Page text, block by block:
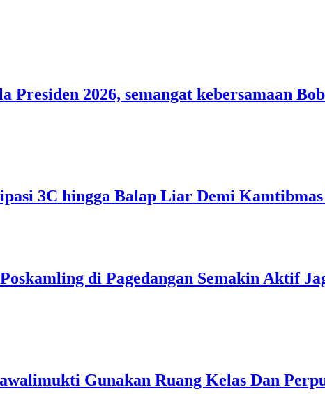
2026, semangat kebersamaan
3C hingga Balap Liar Demi
di Pagedangan Semakin Aktif
Gunakan Ruang Kelas Dan